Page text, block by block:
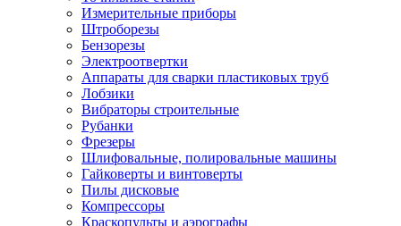
Измерительные приборы
Штроборезы
Бензорезы
Электроотвертки
Аппараты для сварки пластиковых труб
Лобзики
Вибраторы строительные
Рубанки
Фрезеры
Шлифовальные, полировальные машины
Гайковерты и винтоверты
Пилы дисковые
Компрессоры
Краскопульты и аэрографы